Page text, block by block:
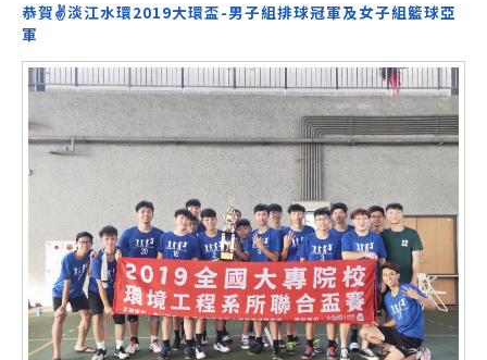
恭賀✌淡江水環2019大環盃-男子組排球冠軍及女子組籃球亞
軍